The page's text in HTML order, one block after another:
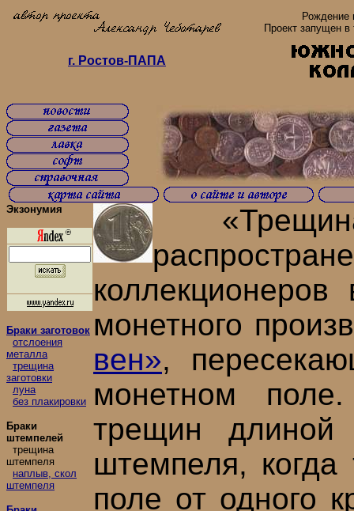
Рождение
Проект запущен
г. Ростов-ПАПА
Экзонумия
Браки заготовок
отслоения
металла
трещина
заготовки
луна
без плакировки
Браки
штемпелей
трещина
штемпеля
наплыв, скол
штемпеля
«Трещина
коллекционеров
монетного
вен»,
монетном
трещин
штемпеля,
поле от одного